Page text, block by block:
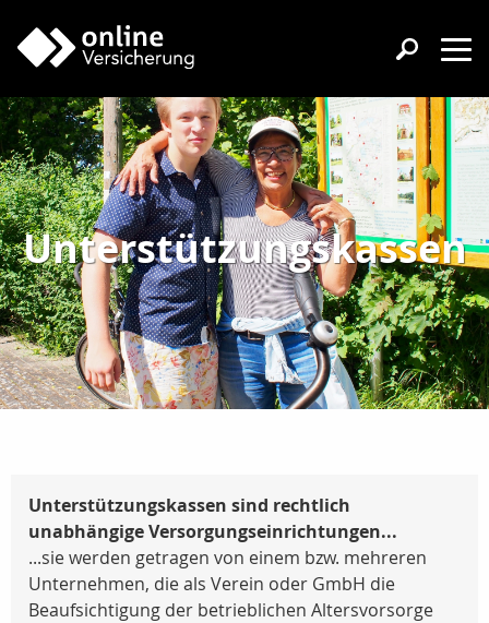
Unterstützungskassen
Unterstützungskassen sind rechtlich
unabhängige Versorgungseinrichtungen...
...sie werden getragen von einem bzw. mehreren
Unternehmen, die als Verein oder GmbH die
Beaufsichtigung der betrieblichen Altersvorsorge